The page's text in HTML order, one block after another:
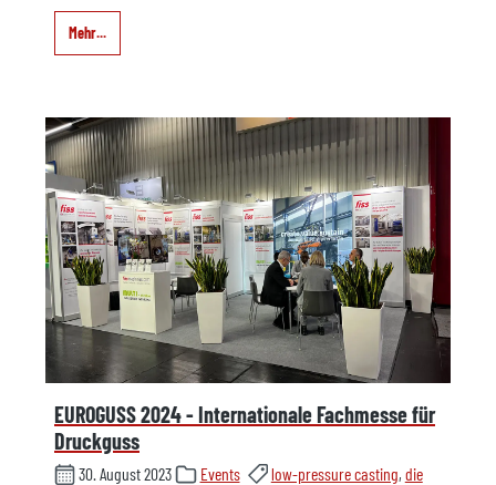
Mehr...
EUROGUSS 2024 - Internationale Fachmesse für
Druckguss
30. August 2023 Events low-pressure casting, die